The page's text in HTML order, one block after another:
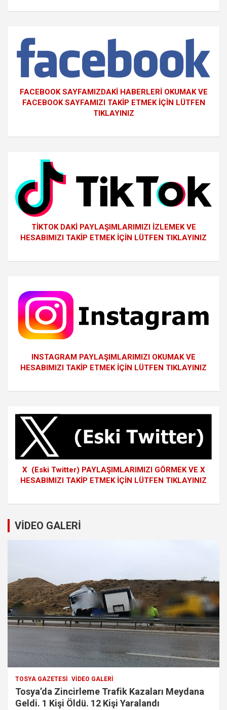
FACEBOOK SAYFAMIZDAKİ HABERLERİ OKUMAK VE
FACEBOOK SAYFAMIZI TAKİP ETMEK İÇİN LÜTFEN
TIKLAYINIZ
TİKTOK DAKİ PAYLAŞIMLARIMIZI İZLEMEK VE
HESABIMIZI TAKİP ETMEK İÇİN LÜTFEN TIKLAYINIZ
INSTAGRAM PAYLAŞIMLARIMIZI OKUMAK VE
HESABIMIZI TAKİP ETMEK İÇİN LÜTFEN TIKLAYINIZ
X (Eski Twitter) PAYLAŞIMLARIMIZI GÖRMEK VE X
HESABIMIZI TAKİP ETMEK İÇİN LÜTFEN TIKLAYINIZ
VİDEO GALERİ
TOSYA GAZETESI VIDEO GALERI
Tosya’da Zincirleme Trafik Kazaları Meydana
Geldi. 1 Kişi Öldü. 12 Kişi Yaralandı